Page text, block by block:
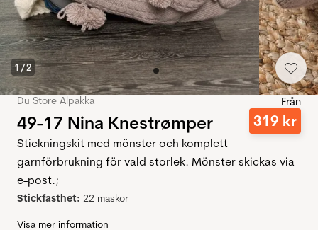
1 /2
Du Store Alpakka
49-17 Nina Knestrømper
Från
319 kr
Stickningskit med mönster och komplett
garnförbrukning för vald storlek. Mönster skickas via
e-post.;
Stickfasthet: 22 maskor
Visa mer information